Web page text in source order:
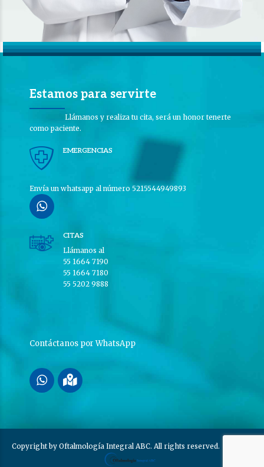
Estamos para servirte
Llámanos y realiza tu cita, será un honor tenerte
como paciente.
EMERGENCIAS
Envía un whatsapp al número 5215544949893
CITAS
Llámanos al
55 1664 7190
55 1664 7180
55 5202 9888
Contáctanos por WhatsApp
Copyright by Oftalmología Integral ABC. All rights reserved.